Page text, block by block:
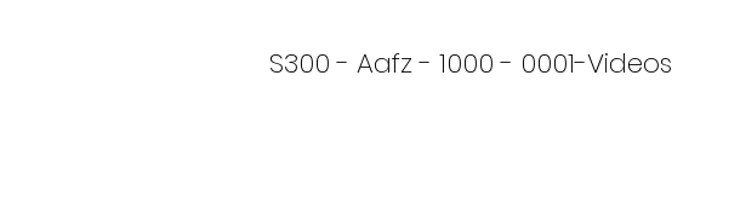
S300 - Aafz - 1000 - 0001-Videos